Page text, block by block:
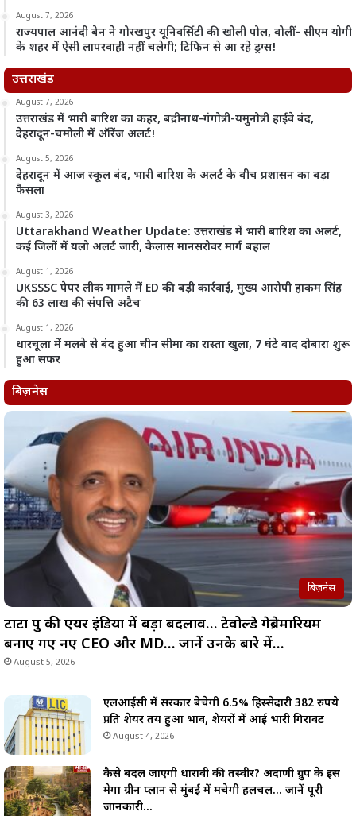
August 7, 2026
राज्यपाल आनंदी बेन ने गोरखपुर यूनिवर्सिटी की खोली पोल, बोलीं- सीएम योगी
के शहर में ऐसी लापरवाही नहीं चलेगी; टिफिन से आ रहे ड्रग्स!
उत्तराखंड
August 7, 2026
उत्तराखंड में भारी बारिश का कहर, बद्रीनाथ-गंगोत्री-यमुनोत्री हाईवे बंद,
देहरादून-चमोली में ऑरेंज अलर्ट!
August 5, 2026
देहरादून में आज स्कूल बंद, भारी बारिश के अलर्ट के बीच प्रशासन का बड़ा
फैसला
August 3, 2026
Uttarakhand Weather Update: उत्तराखंड में भारी बारिश का अलर्ट,
कई जिलों में यलो अलर्ट जारी, कैलास मानसरोवर मार्ग बहाल
August 1, 2026
UKSSSC पेपर लीक मामले में ED की बड़ी कार्रवाई, मुख्य आरोपी हाकम सिंह
की 63 लाख की संपत्ति अटैच
August 1, 2026
धारचूला में मलबे से बंद हुआ चीन सीमा का रास्ता खुला, 7 घंटे बाद दोबारा शुरू
हुआ सफर
बिज़नेस
बिज़नेस
टाटा ग्रुप की एयर इंडिया में बड़ा बदलाव… टेवोल्डे गेब्रेमारियम
बनाए गए नए CEO और MD… जानें उनके बारे में…
August 5, 2026
एलआईसी में सरकार बेचेगी 6.5% हिस्सेदारी 382 रुपये
प्रति शेयर तय हुआ भाव, शेयरों में आई भारी गिरावट
August 4, 2026
कैसे बदल जाएगी धारावी की तस्वीर? अदाणी ग्रुप के इस
मेगा ग्रीन प्लान से मुंबई में मचेगी हलचल… जानें पूरी
जानकारी…